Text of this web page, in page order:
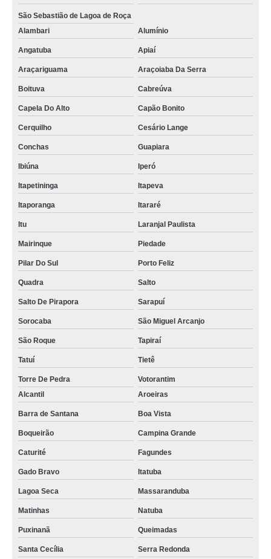
São Sebastião de Lagoa de Roça
Alambari
Alumínio
Angatuba Apiaí
Araçariguama Araçoiaba Da Serra
Boituva Cabreúva
Capela Do Alto Capão Bonito
Cerquilho Cesário Lange
Conchas Guapiara
Ibiúna Iperó
Itapetininga Itapeva
Itaporanga Itararé
Itu Laranjal Paulista
Mairinque Piedade
Pilar Do Sul Porto Feliz
Quadra Salto
Salto De Pirapora Sarapuí
Sorocaba São Miguel Arcanjo
São Roque Tapiraí
Tatuí Tietê
Torre De Pedra
Votorantim
Alcantil
Aroeiras
Barra de Santana Boa Vista
Boqueirão Campina Grande
Caturité Fagundes
Gado Bravo Itatuba
Lagoa Seca Massaranduba
Matinhas Natuba
Puxinanã Queimadas
Santa Cecília Serra Redonda